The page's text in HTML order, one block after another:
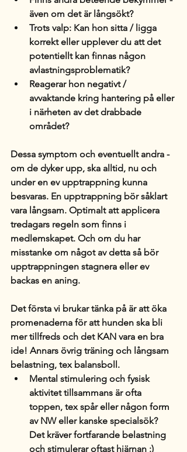
även om det är långsökt?
Trots valp: Kan hon sitta / ligga
korrekt eller upplever du att det
potentiellt kan finnas någon
avlastningsproblematik?
Reagerar hon negativt /
avvaktande kring hantering på eller
i närheten av det drabbade
området?
Dessa symptom och eventuellt andra -
om de dyker upp, ska alltid, nu och
under en ev upptrappning kunna
besvaras. En upptrappning bör såklart
vara långsam. Optimalt att applicera
tredagars regeln som finns i
medlemskapet. Och om du har
misstanke om något av detta så bör
upptrappningen stagnera eller ev
backas en aning.
Det första vi brukar tänka på är att öka
promenaderna för att hunden ska bli
mer tillfreds och det KAN vara en bra
ide! Annars övrig träning och långsam
belastning, tex balansboll.
Mental stimulering och fysisk
aktivitet tillsammans är ofta
toppen, tex spår eller någon form
av NW eller kanske specialsök?
Det kräver fortfarande belastning
och stimulerar oftast hjärnan :)